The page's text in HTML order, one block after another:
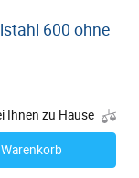
600 ohne
Ihnen zu Hause